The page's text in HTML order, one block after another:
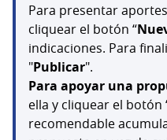
Para presentar
cliquear el botón “
indicaciones. Para
"Publicar".
Para apoyar una
ella y cliquear el botón
recomendable